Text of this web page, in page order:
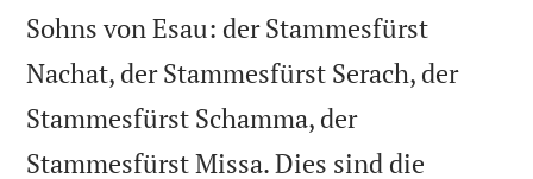
Sohns von Esau: der Stammesfürst
Nachat, der Stammesfürst Serach, der
Stammesfürst Schamma, der
Stammesfürst Missa. Dies sind die